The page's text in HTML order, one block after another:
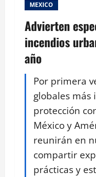
MEXICO
Advierten
incendios
año
Por primera
globales
protección
México y
reunirán en
compartir
prácticas y